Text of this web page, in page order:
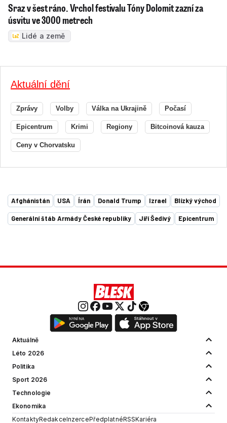
Sraz v šest ráno. Vrchol festivalu Tóny Dolomit zazní za
úsvitu ve 3000 metrech
Lidé a země
Aktuální dění
Zprávy Volby Válka na Ukrajině Počasí
Epicentrum Krimi Regiony Bitcoinová kauza
Ceny v Chorvatsku
Afghánistán USA Írán Donald Trump Izrael Blízký východ
Generální štáb Armády České republiky Jiří Šedivý Epicentrum
Aktuálně
Léto 2026
Politika
Sport 2026
Technologie
Ekonomika
KontaktyRedakceInzercePředplatnéRSSKariéra